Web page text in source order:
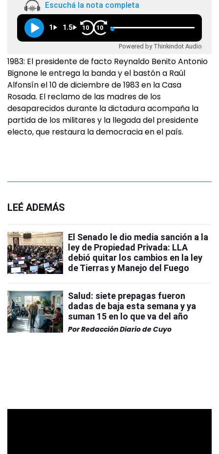
Escuchá la nota completa
1 1.5 10 10
Powered by Thinkindot Audio
1983: El presidente de facto Reynaldo Benito Antonio
Bignone le entrega la banda y el bastón a Raúl
Alfonsín el 10 de diciembre de 1983 en la Casa
Rosada. El reclamo de las madres de los
desaparecidos durante la dictadura acompaña la
partida de los militares y la llegada del presidente
electo, que restaura la democracia en el país.
LEÉ ADEMÁS
El Senado le dio media sanción a la
ley de Propiedad Privada: LLA
debió quitar los cambios en la ley
de Tierras y Manejo del Fuego
Salud: siete prepagas fueron
dadas de baja esta semana y ya
suman 15 en lo que va del año
PorRedacción Diario de Cuyo